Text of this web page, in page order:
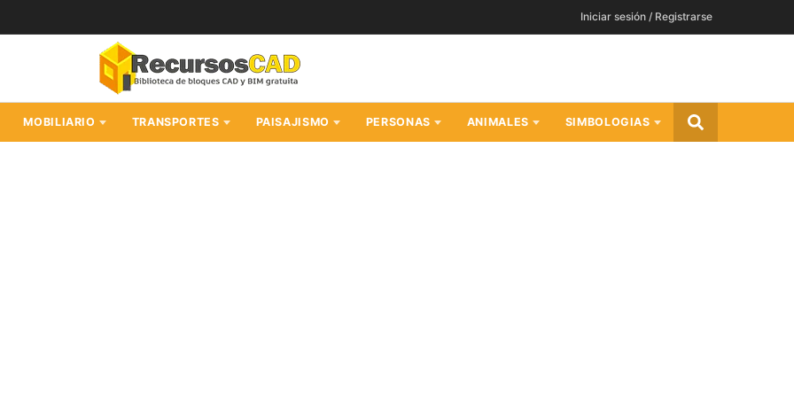
Iniciar sesión / Registrarse
MOBILIARIO TRANSPORTES PAISAJISMO PERSONAS ANIMALES SIMBOLOGIAS